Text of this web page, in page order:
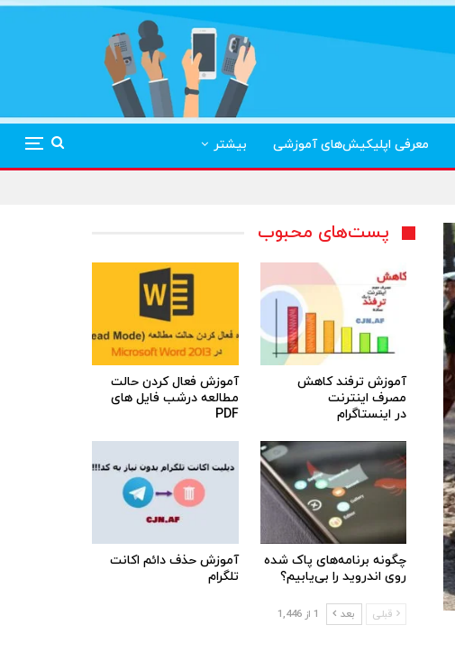
معرفی اپلیکیش‌های آموزشی بیشتر
پست‌های محبوب
آموزش ترفند کاهش
مصرف اینترنت
در اینستاگرام
آموزش فعال کردن حالت
مطالعه درشب فایل های
PDF
چگونه برنامه‌های پاک شده
روی اندروید را بی‌یابیم؟
آموزش حذف دائم اکانت
تلگرام
قبلی بعد 1 از 1,446